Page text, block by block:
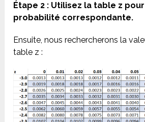
Étape 2 : Utilisez la table z
probabilité correspondante.
Ensuite, nous rechercherons la
table z :